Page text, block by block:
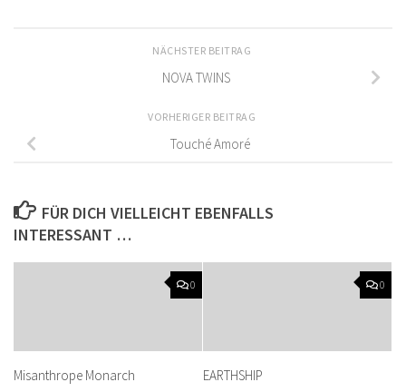
NÄCHSTER BEITRAG
NOVA TWINS
VORHERIGER BEITRAG
Touché Amoré
FÜR DICH VIELLEICHT EBENFALLS
INTERESSANT …
0
Misanthrope Monarch
0
EARTHSHIP